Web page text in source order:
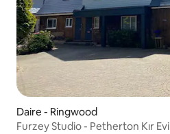
Daire - Ringwood
Furzey Studio - Petherton Kır Evi